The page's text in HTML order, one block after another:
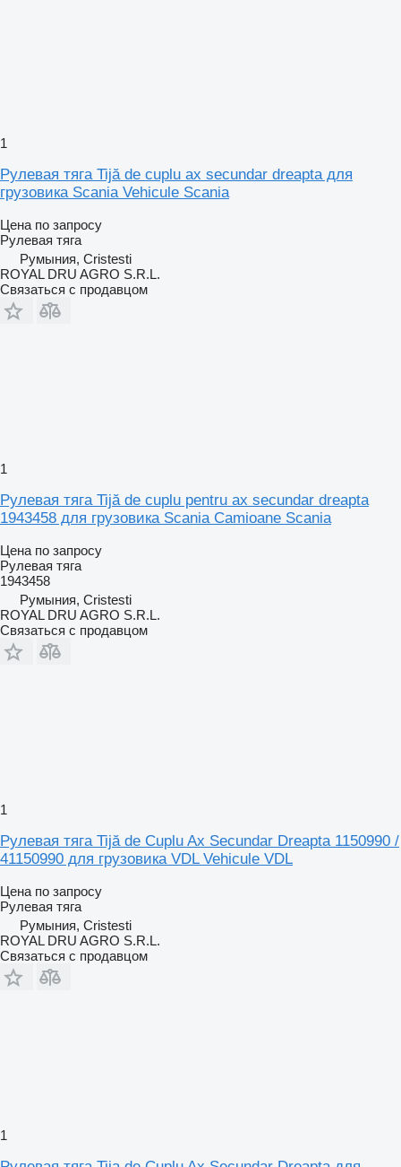
1
Рулевая тяга Tijă de cuplu ax secundar dreapta для
грузовика Scania Vehicule Scania
Цена по запросу
Рулевая тяга
Румыния, Cristesti
ROYAL DRU AGRO S.R.L.
Связаться с продавцом
1
Рулевая тяга Tijă de cuplu pentru ax secundar dreapta
1943458 для грузовика Scania Camioane Scania
Цена по запросу
Рулевая тяга
1943458
Румыния, Cristesti
ROYAL DRU AGRO S.R.L.
Связаться с продавцом
1
Рулевая тяга Tijă de Cuplu Ax Secundar Dreapta 1150990 /
41150990 для грузовика VDL Vehicule VDL
Цена по запросу
Рулевая тяга
Румыния, Cristesti
ROYAL DRU AGRO S.R.L.
Связаться с продавцом
1